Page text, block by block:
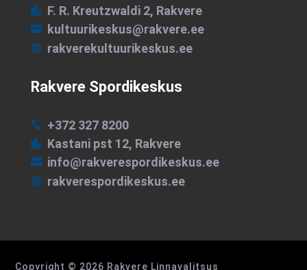
 F. R. Kreutzwaldi 2, Rakvere
 kultuurikeskus@rakvere.ee
 rakverekultuurikeskus.ee
Rakvere Spordikeskus
 +372 327 8200
 Kastani pst 12, Rakvere
 info@rakverespordikeskus.ee
 rakverespordikeskus.ee
Copyright © 2026 Rakvere Linnavalitsus